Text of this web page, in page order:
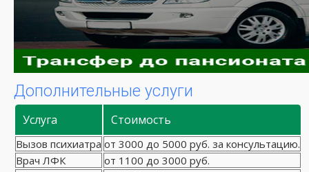
Дополнительные услуги
Услуга Стоимость
Вызов психиатра от 3000 до 5000 руб. за консультацию.
Врач ЛФК
от 1100 до 3000 руб.